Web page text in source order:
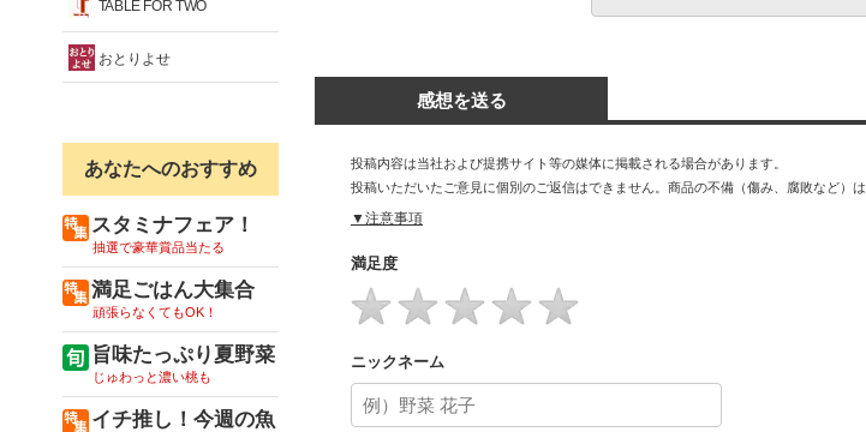
感想を送る
投稿内容は当社および提携サイト等の媒体に掲載される場合があります。
投稿いただいたご意見に個別のご返信はできません。商品の不備（傷み、腐敗など）は
▼注意事項
満足度
ニックネーム
TABLE FOR TWO
おとりよせ
あなたへのおすすめ
スタミナフェア！
抽選で豪華賞品当たる
満足ごはん大集合
頑張らなくてもOK！
旨味たっぷり夏野菜
じゅわっと濃い桃も
イチ推し！今週の魚